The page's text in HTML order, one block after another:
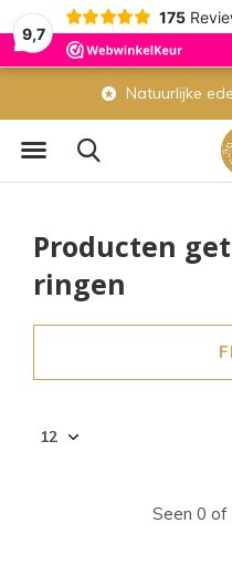
9,7
175
Natuurlijke
Producten
ringen
Seen 0